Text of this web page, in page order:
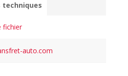
fichier
auto.com